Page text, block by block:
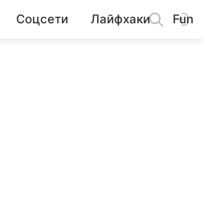
Соцсети Лайфхаки Fun